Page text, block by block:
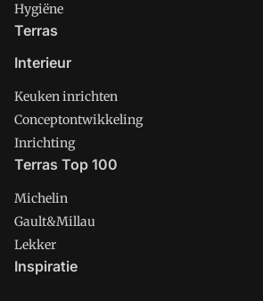
Hygiëne
Terras
Interieur
Keuken inrichten
Conceptontwikkeling
Inrichting
Terras Top 100
Michelin
Gault&Millau
Lekker
Inspiratie